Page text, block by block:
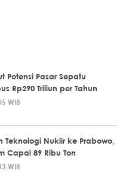
Potensi Pasar Sepatu
Rp290 Triliun per Tahun
WIB
Teknologi Nuklir ke Prabowo,
Capai 89 Ribu Ton
WIB